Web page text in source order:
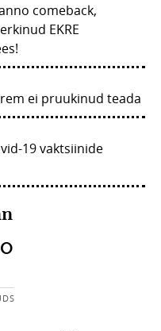
comeback,
EKRE
ei pruukinud teada
19 vaktsiinide